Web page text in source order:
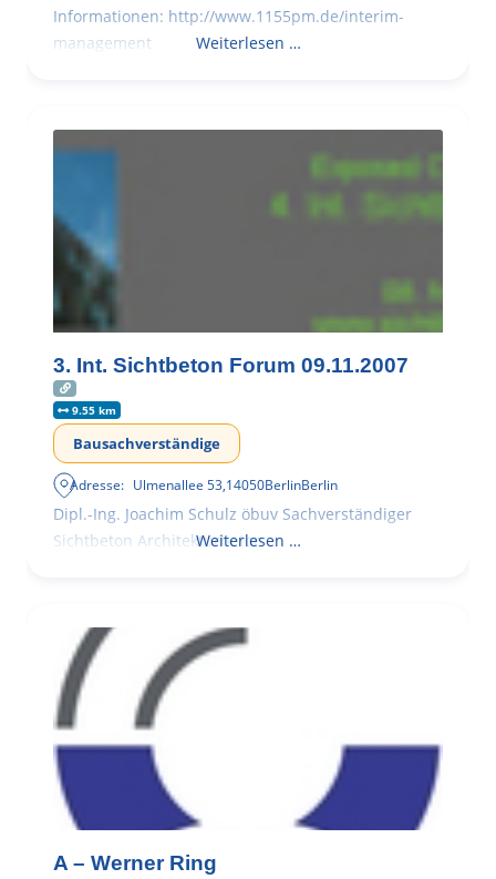
Informationen: http://www.1155pm.de/interim-
management
Weiterlesen …
3. Int. Sichtbeton Forum 09.11.2007
9.55 km
Bausachverständige
Adresse: Ulmenallee 53,14050BerlinBerlin
Dipl.-Ing. Joachim Schulz öbuv Sachverständiger
Sichtbeton Architekturbeton
Weiterlesen …
A – Werner Ring